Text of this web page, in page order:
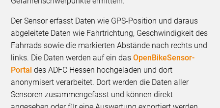
Der Sensor erfasst Daten wie GPS-Position und daraus
abgeleitete Daten wie Fahrtrichtung, Geschwindigkeit des
Fahrrads sowie die markierten Abstände nach rechts und
links. Die Daten werden auf ein dasOpenBikeSensor-
Portal des ADFC Hessen hochgeladen und dort
anonymisert verarbeitet. Dort werden die Daten aller
Sensoren zusammengefasst und können direkt